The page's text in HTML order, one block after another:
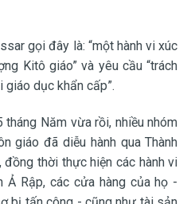
gọi đây là: “một hành vi xúc
Kitô giáo” và yêu cầu “trách
giáo dục khẩn cấp”.
tháng Năm vừa rồi, nhiều nhóm
giáo đã diễu hành qua Thành
thời thực hiện các hành vi
Rập, các cửa hàng của họ -